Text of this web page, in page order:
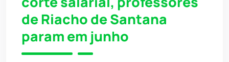
de Riacho de Santana
param em junho